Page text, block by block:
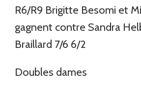
R6/R9 Brigitte Besomi et
gagnent contre Sandra
Braillard 7/6 6/2
Doubles dames